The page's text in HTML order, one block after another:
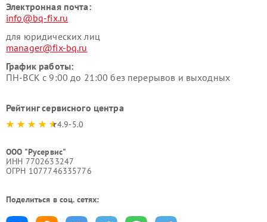
Электронная почта:
info@bq-fix.ru
для юридических лиц
manager@fix-bq.ru
График работы:
ПН-ВСК с 9:00 до 21:00 без перерывов и выходных
Рейтинг сервисного центра
4.9-5.0
ООО "Русервис"
ИНН 7702633247
ОГРН 1077746335776
Поделиться в соц. сетях: